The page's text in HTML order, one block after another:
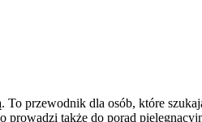
przewodnik dla osób, które
także do porad